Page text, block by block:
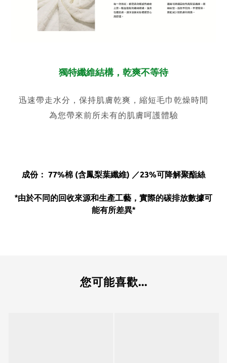
獨特纖維結構，乾爽不等待
迅速帶走水分，保持肌膚乾爽，縮短毛巾乾燥時間
為您帶來前所未有的肌膚呵護體驗
成份： 77%棉 (含鳳梨葉纖維) ／23%可降解聚酯絲
*由於不同的回收來源和生產工藝，實際的碳排放數據可
能有所差異*
您可能喜歡...